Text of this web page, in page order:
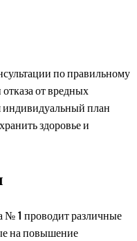
по правильному
от вредных
индивидуальный план
здоровье и
№ 1 проводит различные
на повышение